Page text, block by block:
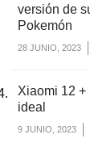
versión de
Pokemón
28 JUNIO, 2023
Xiaomi 12 +
ideal
9 JUNIO, 2023